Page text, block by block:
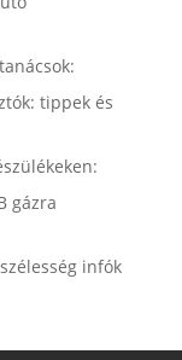
tippek és
gázra
infók